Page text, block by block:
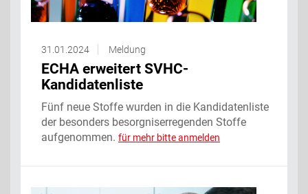
31.01.2024 Meldung
ECHA erweitert SVHC-
Kandidatenliste
Fünf neue Stoffe wurden in die Kandidatenliste
der besonders besorgniserregenden Stoffe
aufgenommen. für mehr bitte anmelden